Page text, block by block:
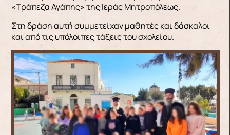
«Τράπεζα Αγάπης» της Ιεράς Μητροπόλεως.
Στη δράση αυτή συμμετείχαν μαθητές και δάσκαλοι
και από τις υπόλοιπες τάξεις του σχολείου.